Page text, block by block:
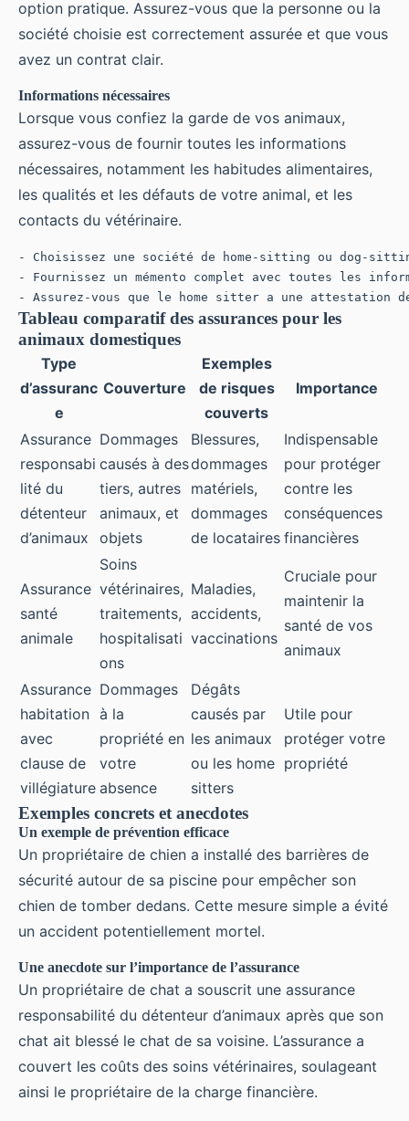
option pratique. Assurez-vous que la personne ou la
société choisie est correctement assurée et que vous
avez un contrat clair.
Informations nécessaires
Lorsque vous confiez la garde de vos animaux,
assurez-vous de fournir toutes les informations
nécessaires, notamment les habitudes alimentaires,
les qualités et les défauts de votre animal, et les
contacts du vétérinaire.
- Choisissez une société de home-sitting ou dog-
- Fournissez un mémento complet avec toutes les
Tableau comparatif des assurances pour les
animaux domestiques
Type
d’assuranc
e
Couverture
Exemples
de risques
couverts
Importance
Assurance
responsabi
lité du
détenteur
d’animaux
Dommages
causés à des
tiers, autres
animaux, et
objets
Blessures,
dommages
matériels,
dommages
de locataires
Indispensable
pour protéger
contre les
conséquences
financières
Assurance
santé
animale
Soins
vétérinaires,
traitements,
hospitalisati
ons
Maladies,
accidents,
vaccinations
Cruciale pour
maintenir la
santé de vos
animaux
Assurance
habitation
avec
clause de
villégiature
Dommages
à la
propriété en
votre
absence
Dégâts
causés par
les animaux
ou les home
sitters
Utile pour
protéger votre
propriété
Exemples concrets et anecdotes
Un exemple de prévention efficace
Un propriétaire de chien a installé des barrières de
sécurité autour de sa piscine pour empêcher son
chien de tomber dedans. Cette mesure simple a évité
un accident potentiellement mortel.
Une anecdote sur l’importance de l’assurance
Un propriétaire de chat a souscrit une assurance
responsabilité du détenteur d’animaux après que son
chat ait blessé le chat de sa voisine. L’assurance a
couvert les coûts des soins vétérinaires, soulageant
ainsi le propriétaire de la charge financière.